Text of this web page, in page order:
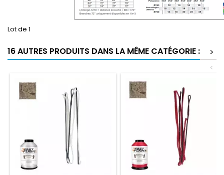
Lot de 1
16 AUTRES PRODUITS DANS LA MÊME CATÉGORIE :
>
<